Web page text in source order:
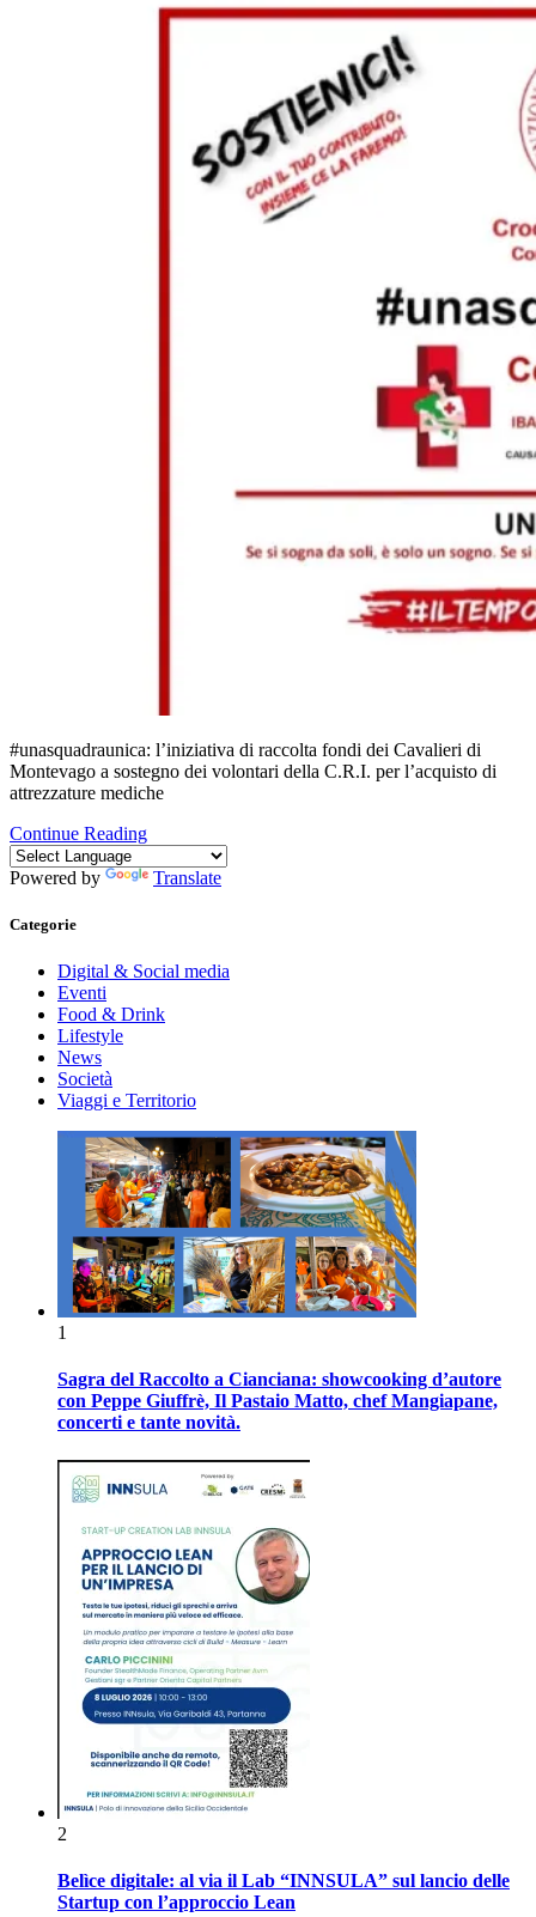
#unasquadraunica: l’iniziativa di raccolta fondi dei Cavalieri di
Montevago a sostegno dei volontari della C.R.I. per l’acquisto di
attrezzature mediche
Continue Reading
Powered by Translate
Categorie
Digital & Social media
Eventi
Food & Drink
Lifestyle
News
Società
Viaggi e Territorio
1
Sagra del Raccolto a Cianciana: showcooking d’autore
con Peppe Giuffrè, Il Pastaio Matto, chef Mangiapane,
concerti e tante novità.
2
Belìce digitale: al via il Lab “INNSULA” sul lancio delle
Startup con l’approccio Lean